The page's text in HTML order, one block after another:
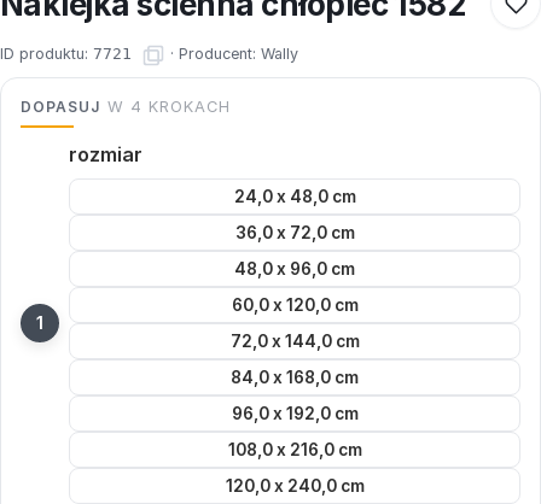
ID produktu: 7721 · Producent: Wally
DOPASUJ W 4 KROKACH
rozmiar
24,0 x 48,0 cm
36,0 x 72,0 cm
48,0 x 96,0 cm
60,0 x 120,0 cm
72,0 x 144,0 cm
84,0 x 168,0 cm
96,0 x 192,0 cm
108,0 x 216,0 cm
120,0 x 240,0 cm